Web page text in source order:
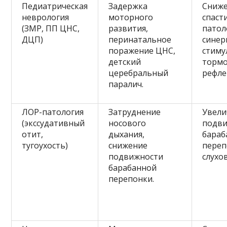
Педиатрическая
неврология
(ЗМР, ПП ЦНС,
ДЦП)
Задержка
моторного
развития,
перинатальное
поражение ЦНС,
детский
церебральный
паралич.
ЛОР-патология
(экссудативный
отит,
тугоухость)
Затруднение
носового
дыхания,
снижение
подвижности
барабанной
перепонки.